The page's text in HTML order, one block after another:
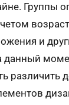
Группы
и
данный
различить